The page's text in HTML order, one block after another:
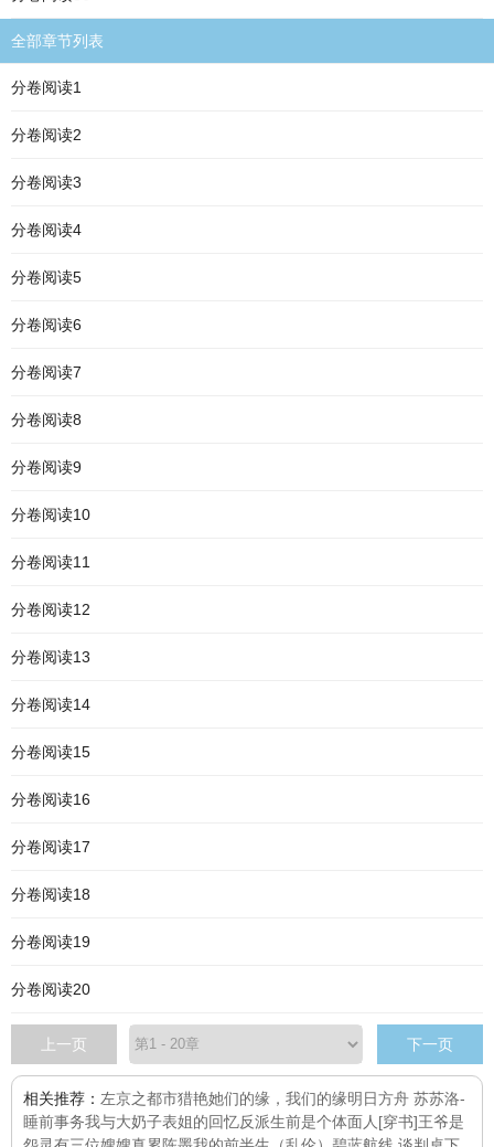
全部章节列表
分卷阅读1
分卷阅读2
分卷阅读3
分卷阅读4
分卷阅读5
分卷阅读6
分卷阅读7
分卷阅读8
分卷阅读9
分卷阅读10
分卷阅读11
分卷阅读12
分卷阅读13
分卷阅读14
分卷阅读15
分卷阅读16
分卷阅读17
分卷阅读18
分卷阅读19
分卷阅读20
上一页 下一页
相关推荐： 左京之都市猎艳她们的缘，我们的缘明日方舟 苏苏洛-
睡前事务我与大奶子表姐的回忆反派生前是个体面人[穿书]王爷是